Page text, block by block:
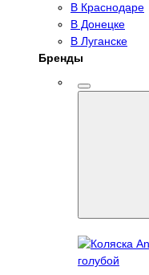
В Краснодаре
В Донецке
В Луганске
Бренды